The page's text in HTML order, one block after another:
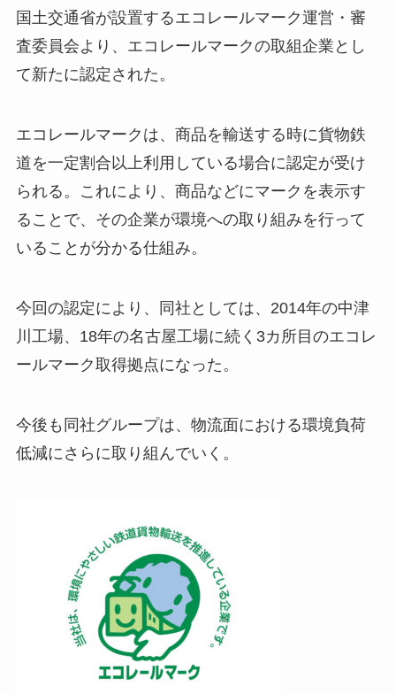
国土交通省が設置するエコレールマーク運営・審
査委員会より、エコレールマークの取組企業とし
て新たに認定された。
エコレールマークは、商品を輸送する時に貨物鉄
道を一定割合以上利用している場合に認定が受け
られる。これにより、商品などにマークを表示す
ることで、その企業が環境への取り組みを行って
いることが分かる仕組み。
今回の認定により、同社としては、2014年の中津
川工場、18年の名古屋工場に続く3カ所目のエコレ
ールマーク取得拠点になった。
今後も同社グループは、物流面における環境負荷
低減にさらに取り組んでいく。